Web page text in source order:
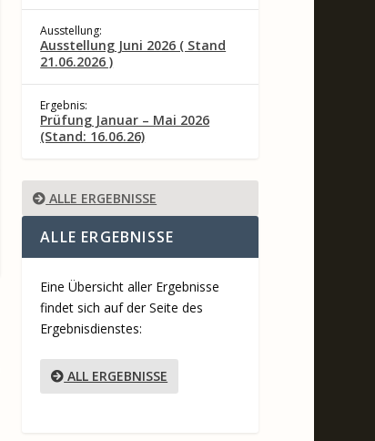
Ausstellung:
Ausstellung Juni 2026 ( Stand
21.06.2026 )
Ergebnis:
Prüfung Januar – Mai 2026
(Stand: 16.06.26)
ALLE ERGEBNISSE
ALLE ERGEBNISSE
Eine Übersicht aller Ergebnisse
findet sich auf der Seite des
Ergebnisdienstes:
ALL ERGEBNISSE